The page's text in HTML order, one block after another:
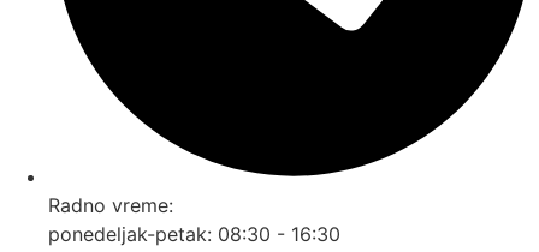
Radno vreme:
ponedeljak-petak: 08:30 - 16:30